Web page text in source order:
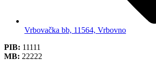
Vrbovačka bb, 11564, Vrbovno
PIB: 11111
MB: 22222